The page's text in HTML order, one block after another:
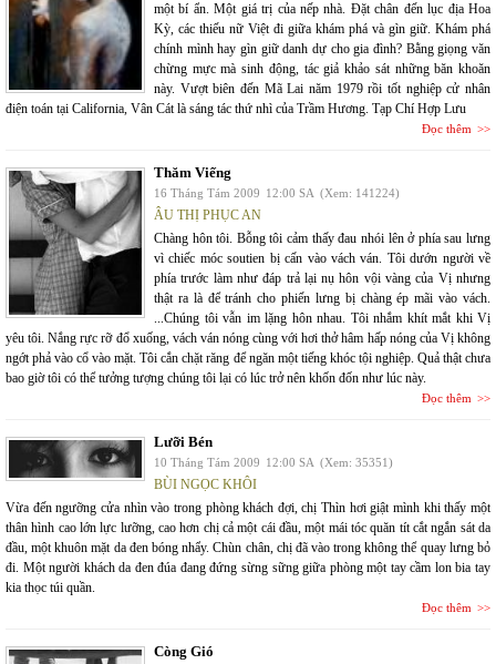
một bí ẩn. Một giá trị của nếp nhà. Đặt chân đến lục địa Hoa
Kỳ, các thiếu nữ Việt đi giữa khám phá và gìn giữ. Khám phá
chính mình hay gìn giữ danh dự cho gia đình? Bằng giọng văn
chừng mực mà sinh động, tác giả khảo sát những băn khoăn
này. Vượt biên đến Mã Lai năm 1979 rồi tốt nghiệp cử nhân
điện toán tại California, Vân Cát là sáng tác thứ nhì của Trầm Hương. Tạp Chí Hợp Lưu
Đọc thêm
Thăm Viếng
16 Tháng Tám 2009 12:00 SA (Xem: 141224)
ÂU THỊ PHỤC AN
Chàng hôn tôi. Bỗng tôi cảm thấy đau nhói lên ở phía sau lưng
vì chiếc móc soutien bị cấn vào vách ván. Tôi dướn người về
phía trước làm như đáp trả lại nụ hôn vội vàng của Vị nhưng
thật ra là để tránh cho phiến lưng bị chàng ép mãi vào vách.
...Chúng tôi vẫn im lặng hôn nhau. Tôi nhắm khít mắt khi Vị
yêu tôi. Nắng rực rỡ đổ xuống, vách ván nóng cùng với hơi thở hâm hấp nóng của Vị không
ngớt phả vào cổ vào mặt. Tôi cắn chặt răng để ngăn một tiếng khóc tội nghiệp. Quả thật chưa
bao giờ tôi có thể tưởng tượng chúng tôi lại có lúc trở nên khốn đốn như lúc này.
Đọc thêm
Lưỡi Bén
10 Tháng Tám 2009 12:00 SA (Xem: 35351)
BÙI NGỌC KHÔI
Vừa đến ngưỡng cửa nhìn vào trong phòng khách đợi, chị Thìn hơi giật mình khi thấy một
thân hình cao lớn lực lưỡng, cao hơn chị cả một cái đầu, một mái tóc quăn tít cắt ngắn sát da
đầu, một khuôn mặt da đen bóng nhẩy. Chùn chân, chị đã vào trong không thể quay lưng bỏ
đi. Một người khách da đen đúa đang đứng sừng sững giữa phòng một tay cầm lon bia tay
kia thọc túi quần.
Đọc thêm
Còng Gió